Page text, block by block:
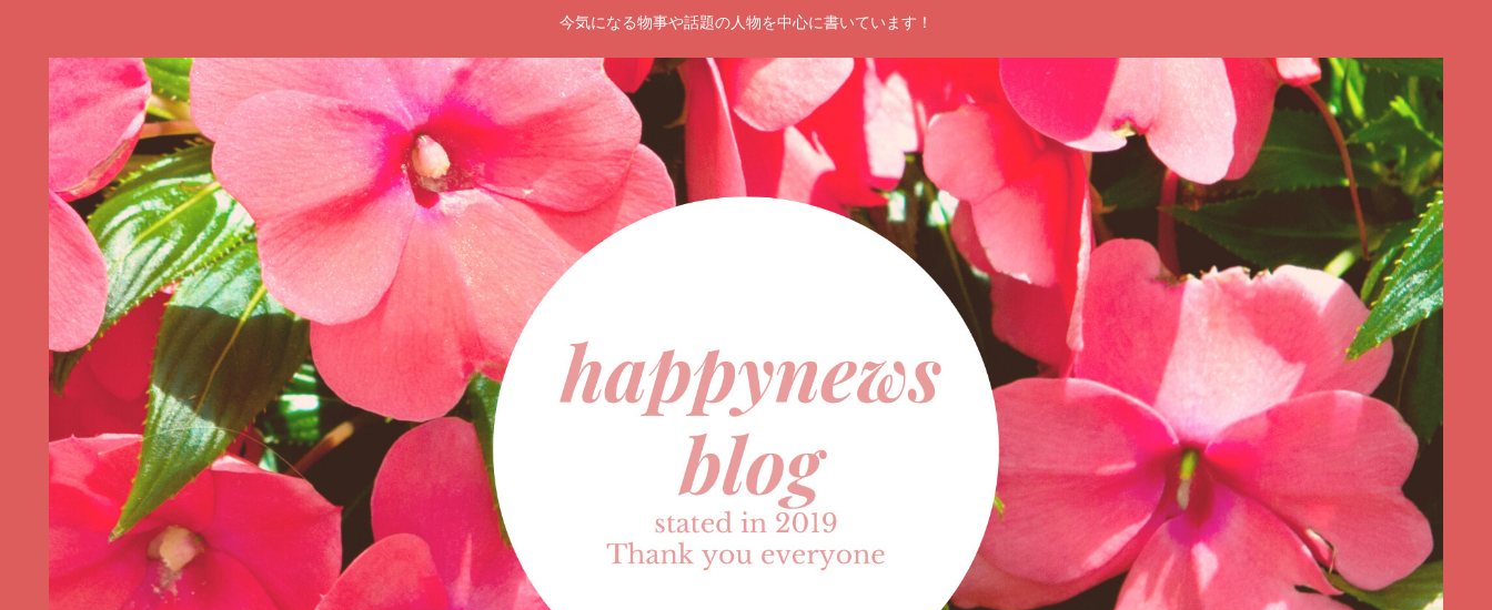
今気になる物事や話題の人物を中心に書いています！